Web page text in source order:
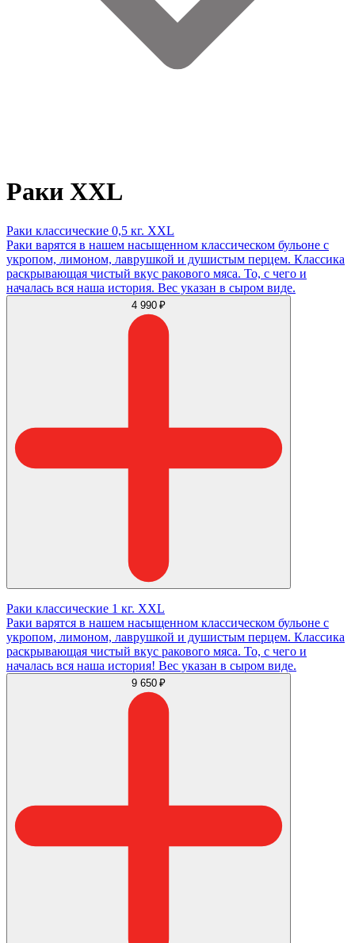
Раки XXL
Раки классические 0,5 кг. XXL
Раки варятся в нашем насыщенном классическом бульоне с
укропом, лимоном, лаврушкой и душистым перцем. Классика
раскрывающая чистый вкус ракового мяса. То, с чего и
началась вся наша история. Вес указан в сыром виде.
4 990 ₽
Раки классические 1 кг. XXL
Раки варятся в нашем насыщенном классическом бульоне с
укропом, лимоном, лаврушкой и душистым перцем. Классика
раскрывающая чистый вкус ракового мяса. То, с чего и
началась вся наша история! Вес указан в сыром виде.
9 650 ₽